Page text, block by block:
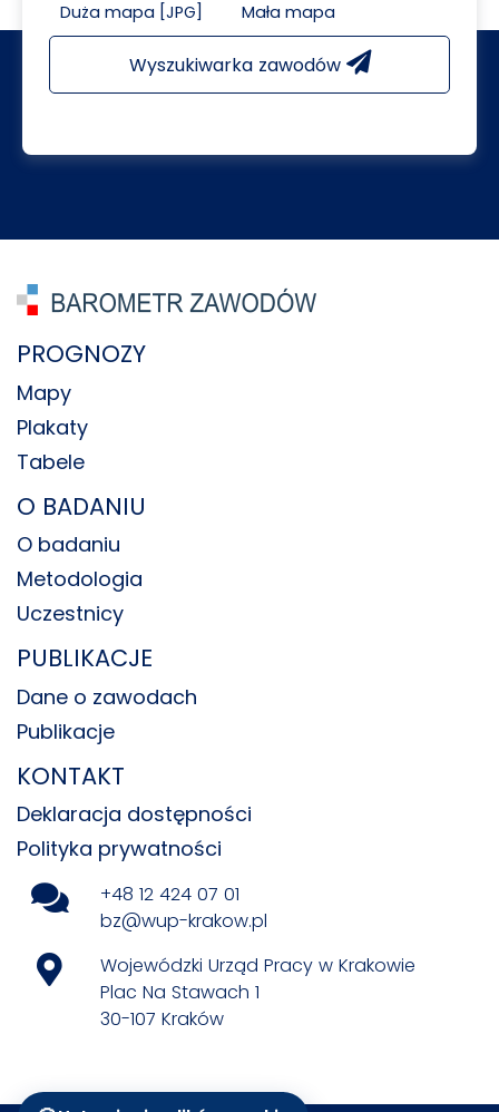
Duża mapa [JPG] Mała mapa
Wyszukiwarka zawodów
PROGNOZY
Mapy
Plakaty
Tabele
O BADANIU
O badaniu
Metodologia
Uczestnicy
PUBLIKACJE
Dane o zawodach
Publikacje
KONTAKT
Deklaracja dostępności
Polityka prywatności
+48 12 424 07 01
bz@wup-krakow.pl
Wojewódzki Urząd Pracy w Krakowie
Plac Na Stawach 1
30-107 Kraków